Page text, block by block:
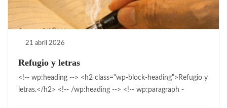
21 abril 2026
Refugio y letras
<!-- wp:heading --> <h2 class="wp-block-heading">Refugio y
letras.</h2> <!-- /wp:heading --> <!-- wp:paragraph -